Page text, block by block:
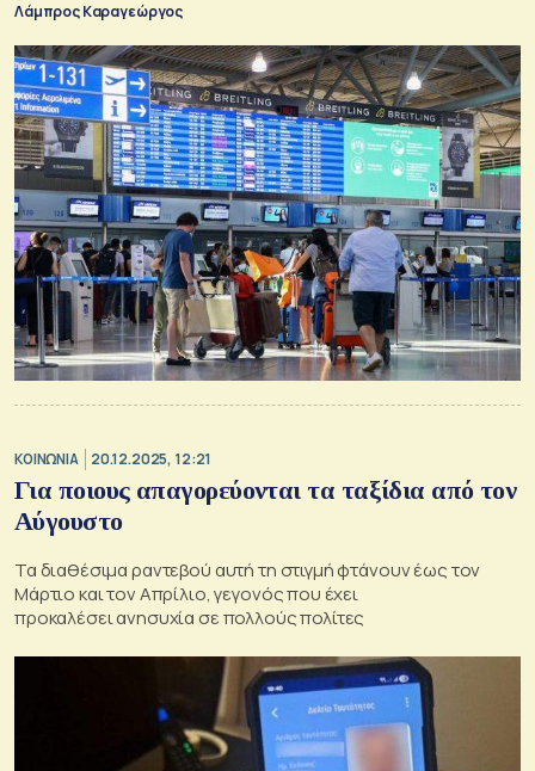
Λάμπρος Καραγεώργος
ΚΟΙΝΩΝΙΑ 20.12.2025, 12:21
Για ποιους απαγορεύονται τα ταξίδια από τον
Αύγουστο
Τα διαθέσιμα ραντεβού αυτή τη στιγμή φτάνουν έως τον
Μάρτιο και τον Απρίλιο, γεγονός που έχει
προκαλέσει ανησυχία σε πολλούς πολίτες